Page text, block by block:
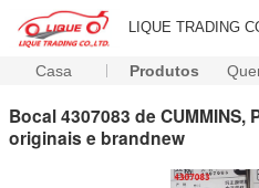
LIQUE TRADING
Casa Produtos
Bocal 4307083 de CUMMINS,
originais e brandnew